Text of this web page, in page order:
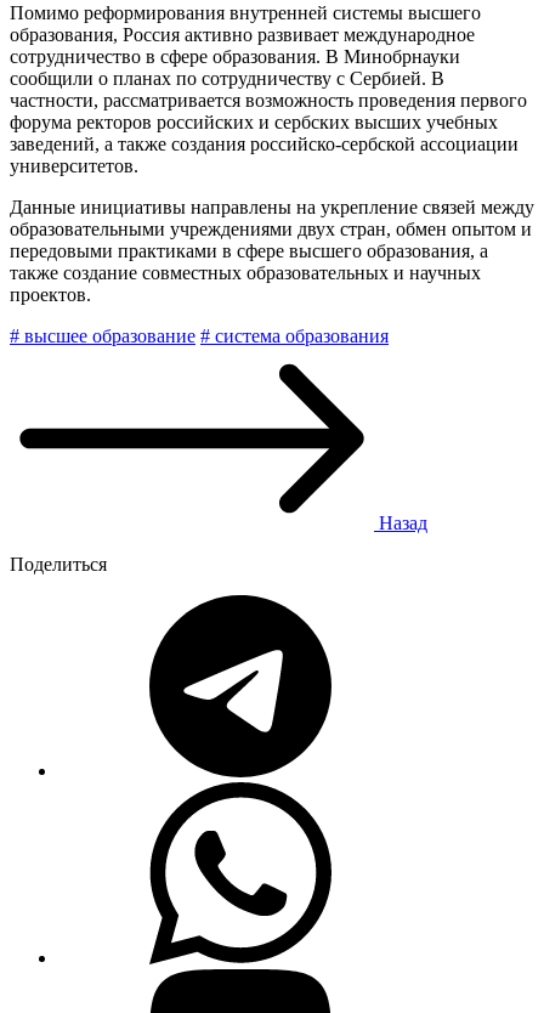
Помимо реформирования внутренней системы высшего
образования, Россия активно развивает международное
сотрудничество в сфере образования. В Минобрнауки
сообщили о планах по сотрудничеству с Сербией. В
частности, рассматривается возможность проведения первого
форума ректоров российских и сербских высших учебных
заведений, а также создания российско-сербской ассоциации
университетов.
Данные инициативы направлены на укрепление связей между
образовательными учреждениями двух стран, обмен опытом и
передовыми практиками в сфере высшего образования, а
также создание совместных образовательных и научных
проектов.
# высшее образование # система образования
Назад
Поделиться